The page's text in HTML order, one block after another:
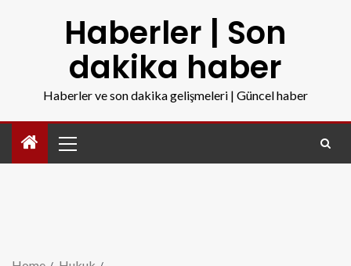
Haberler | Son
dakika haber
Haberler ve son dakika gelişmeleri | Güncel haber